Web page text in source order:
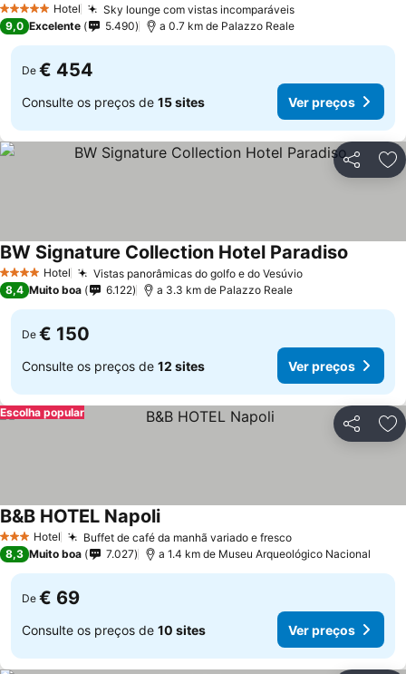
5 Estrelas Hotel Sky lounge com vistas incomparáveisVer preços
9,0 Excelente 5.490 a 0.7 km de Palazzo Reale
De € 454
Consulte os preços de 15 sites Ver preços
Partilhar
4 EstrelasHotel Vistas panorâmicas do golfo e do VesúvioVer preços
BW Signature Collection Hotel Paradiso
8,4 Muito boa 6.122 a 3.3 km de Palazzo Reale
De € 150
Consulte os preços de 12 sites Ver preços
Partilhar
Escolha popular
3 EstrelasHotel Buffet de café da manhã variado e frescoVer preços
B&B HOTEL NapoliVer preços
8,3 Muito boa 7.027 a 1.4 km de Museu Arqueológico Nacional
De € 69
Consulte os preços de 10 sites Ver preços